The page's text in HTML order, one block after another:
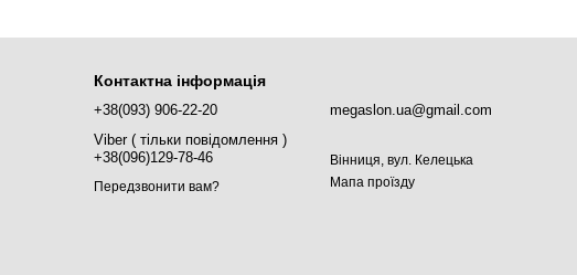
Контактна інформація
+38(093) 906-22-20
Viber ( тільки повідомлення )
+38(096)129-78-46
Передзвонити вам?
megaslon.ua@gmail.com
Вінниця, вул. Келецька
Мапа проїзду